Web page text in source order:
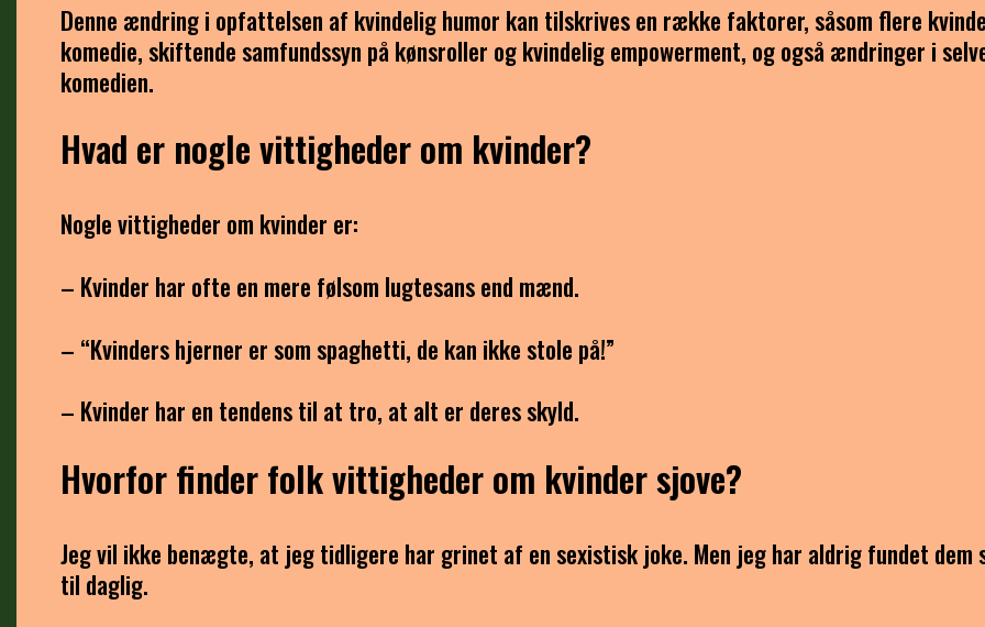
Denne ændring i opfattelsen af kvindelig humor kan tilskrives en række faktorer, såsom flere
komedie, skiftende samfundssyn på kønsroller og kvindelig empowerment, og også ændringer i
komedien.
Hvad er nogle vittigheder om kvinder?
Nogle vittigheder om kvinder er:
– Kvinder har ofte en mere følsom lugtesans end mænd.
– “Kvinders hjerner er som spaghetti, de kan ikke stole på!”
– Kvinder har en tendens til at tro, at alt er deres skyld.
Hvorfor finder folk vittigheder om kvinder sjove?
Jeg vil ikke benægte, at jeg tidligere har grinet af en sexistisk joke. Men jeg har aldrig fundet dem
til daglig.